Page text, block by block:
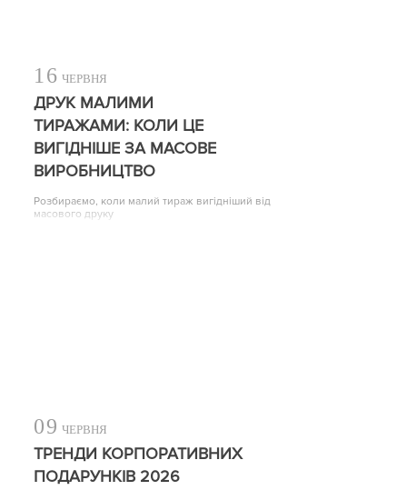
16 ЧЕРВНЯ
ДРУК МАЛИМИ
ТИРАЖАМИ: КОЛИ ЦЕ
ВИГІДНІШЕ ЗА МАСОВЕ
ВИРОБНИЦТВО
Розбираємо, коли малий тираж вигідніший від
масового друку
09 ЧЕРВНЯ
ТРЕНДИ КОРПОРАТИВНИХ
ПОДАРУНКІВ 2026